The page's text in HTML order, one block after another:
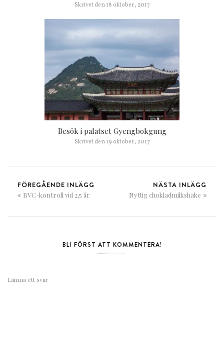
Skrivet den18 oktober, 2017
Besök i palatset Gyengbokgung
Skrivet den19 oktober, 2017
FÖREGÅENDE INLÄGG
BVC-kontroll vid 2,5 år
NÄSTA INLÄGG
Nyttig chokladmilkshake
BLI FÖRST ATT KOMMENTERA!
Lämna ett svar